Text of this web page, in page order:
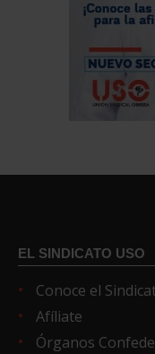
EL SINDICATO USO
Conoce el
Afíliate
Órganos